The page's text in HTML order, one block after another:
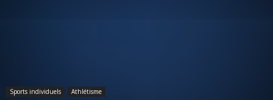
Sports individuels Athlétisme